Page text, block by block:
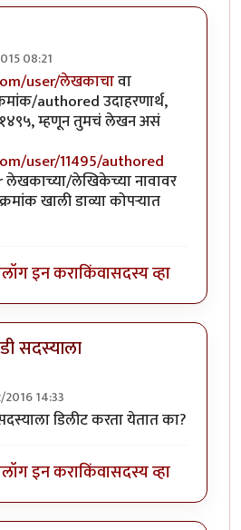
08:21
user/लेखकाचावा
authored उदाहरणार्थ,
म्हणून तुमचं लेखन असं
user/11495/authored
लेखिकेच्या नावावर
खाली डाव्या कोपर्‍यात
लॉग इन कराकिंवासदस्य व्हा
सदस्याला
2016 14:33
डिलीट करता येतात का?
लॉग इन कराकिंवासदस्य व्हा